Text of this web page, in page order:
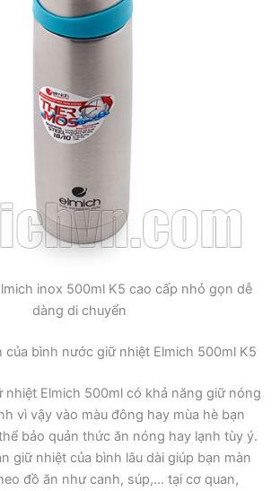
inox 500ml K5 cao cấp nhỏ gọn dễ
dàng di chuyển
của bình nước giữ nhiệt Elmich 500ml K5
nhiệt Elmich 500ml có khả năng giữ nóng
vì vậy vào màu đông hay mùa hè bạn
bảo quản thức ăn nóng hay lạnh tùy ý.
giữ nhiệt của bình lâu dài giúp bạn màn
đồ ăn như canh, súp,… tại cơ quan,